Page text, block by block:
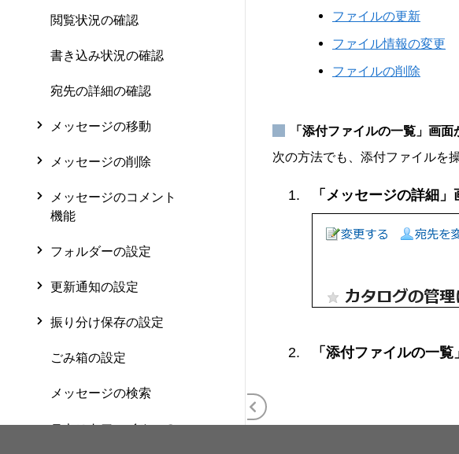
閲覧状況の確認
書き込み状況の確認
宛先の詳細の確認
メッセージの移動
メッセージの削除
メッセージのコメント
機能
フォルダーの設定
更新通知の設定
振り分け保存の設定
ごみ箱の設定
メッセージの検索
テキストファイルへの
ファイルの更新
ファイル情報の変更
ファイルの削除
「添付ファイルの一覧」画
次の方法でも、添付ファイルを
「メッセージの詳細
「添付ファイルの一